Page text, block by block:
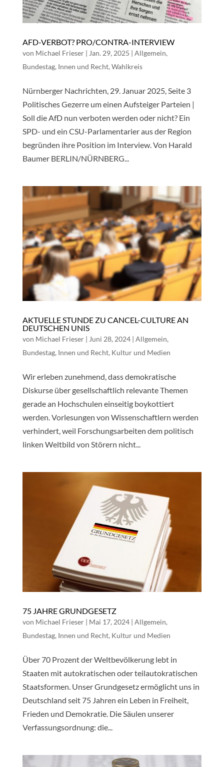
AFD-VERBOT? PRO/CONTRA-INTERVIEW
von Michael Frieser| Jan. 29, 2025 | Allgemein,
Bundestag, Innen und Recht, Wahlkreis
Nürnberger Nachrichten, 29. Januar 2025, Seite 3
Politisches Gezerre um einen Aufsteiger Parteien |
Soll die AfD nun verboten werden oder nicht? Ein
SPD- und ein CSU-Parlamentarier aus der Region
begründen ihre Position im Interview. Von Harald
Baumer BERLIN/NÜRNBERG...
AKTUELLE STUNDE ZU CANCEL-CULTURE AN
DEUTSCHEN UNIS
von Michael Frieser| Juni 28, 2024| Allgemein,
Bundestag, Innen und Recht, Kultur und Medien
Wir erleben zunehmend, dass demokratische
Diskurse über gesellschaftlich relevante Themen
gerade an Hochschulen einseitig boykottiert
werden. Vorlesungen von Wissenschaftlern werden
verhindert, weil Forschungsarbeiten dem politisch
linken Weltbild von Störern nicht...
75 JAHRE GRUNDGESETZ
von Michael Frieser| Mai 17, 2024| Allgemein,
Bundestag, Innen und Recht, Kultur und Medien
Über 70 Prozent der Weltbevölkerung lebt in
Staaten mit autokratischen oder teilautokratischen
Staatsformen. Unser Grundgesetz ermöglicht uns in
Deutschland seit 75 Jahren ein Leben in Freiheit,
Frieden und Demokratie. Die Säulen unserer
Verfassungsordnung: die...